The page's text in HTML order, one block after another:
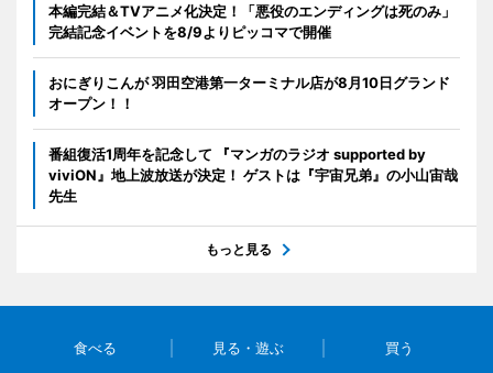
本編完結＆TVアニメ化決定！「悪役のエンディングは死のみ」
完結記念イベントを8/9よりピッコマで開催
おにぎりこんが 羽田空港第一ターミナル店が8月10日グランド
オープン！！
番組復活1周年を記念して 『マンガのラジオ supported by
viviON』地上波放送が決定！ ゲストは『宇宙兄弟』の小山宙哉
先生
もっと見る
食べる 見る・遊ぶ 買う